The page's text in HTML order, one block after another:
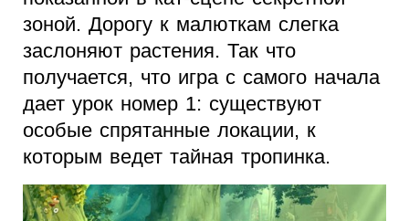
зоной. Дорогу к малюткам слегка
заслоняют растения. Так что
получается, что игра с самого начала
дает урок номер 1: существуют
особые спрятанные локации, к
которым ведет тайная тропинка.